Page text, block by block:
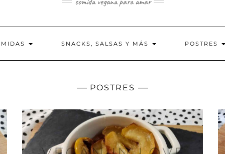
SNACKS, SALSAS Y MÁS POSTRES
POSTRES